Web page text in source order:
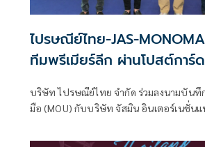
ไปรษณีย์ไทย-JAS-
ทีมพรีเมียร์ลีก ผ่านโปสต์การ์
บริษัท ไปรษณีย์ไทย จำกัด ร่วมลงนามบันทึ
มือ (MOU) กับบริษัท จัสมิน อินเตอร์เนชั่นแ
ภายใต้ บริษัท โมโน เน็กซ์ จำกัด (มหาชน) ห